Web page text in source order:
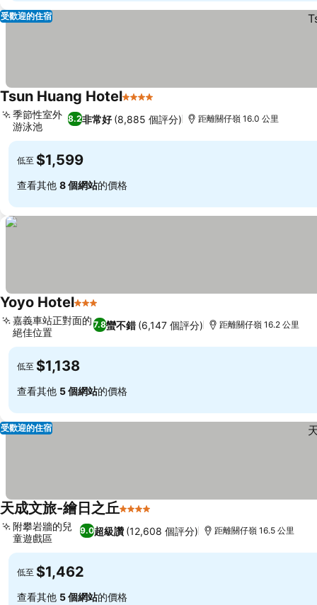
受歡迎的住宿
Tsun Huang Hotel4 星級
8.2非常好 (8,885 個評分)
季節性室外
游泳池
距離關仔嶺 16.0 公里
低至 $1,599
查看其他 8 個網站的價格
Yoyo Hotel3 星級
7.8蠻不錯 (6,147 個評分)
嘉義車站正對面的
絕佳位置
距離關仔嶺 16.2 公里
低至 $1,138
查看其他 5 個網站的價格
受歡迎的住宿
天成文旅-繪日之丘4 星級
9.0超級讚 (12,608 個評分)
附攀岩牆的兒
童遊戲區
距離關仔嶺 16.5 公里
低至 $1,462
查看其他 5 個網站的價格